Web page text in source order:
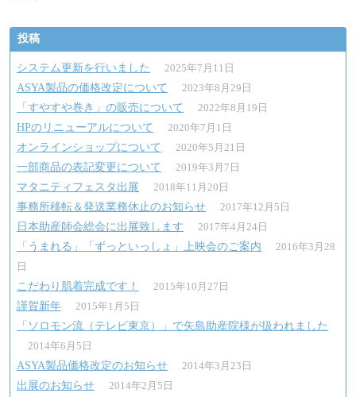
ゲ
ー
シ
ン
投稿
システム更新を行いました 2025年7月11日
ASYA製品の価格改定について 2023年8月29日
「すやすや巻き」の販売について 2022年8月19日
HPのリニューアルについて 2020年7月1日
オンラインショップについて 2020年5月21日
一部商品の表記変更について 2019年3月7日
マタニティフェスタ出展 2018年11月20日
事務所移転＆発送業務休止のお知らせ 2017年12月5日
日本助産師会総会に出展致します 2017年4月24日
「うまれる」「ずっといっしょ」上映会のご案内
2016年3月28
日
こだわり肌着完成です！ 2015年10月27日
謹賀新年 2015年1月5日
「ソロモン流（テレビ東京）」で矢島助産院様が扱われました
2014年6月5日
ASYA製品価格改定のお知らせ 2014年3月23日
出展のお知らせ 2014年2月5日